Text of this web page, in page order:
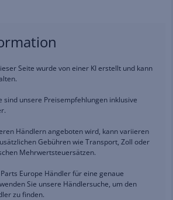
Seite wurde von einer KI erstellt und kann
sind unsere Preisempfehlungen inklusive
Händlern angeboten wird, kann variieren
Gebühren wie Transport, Zoll oder
Mehrwertsteuersätzen.
Europe Händler für eine genaue
Sie unsere Händlersuche, um den
zu finden.